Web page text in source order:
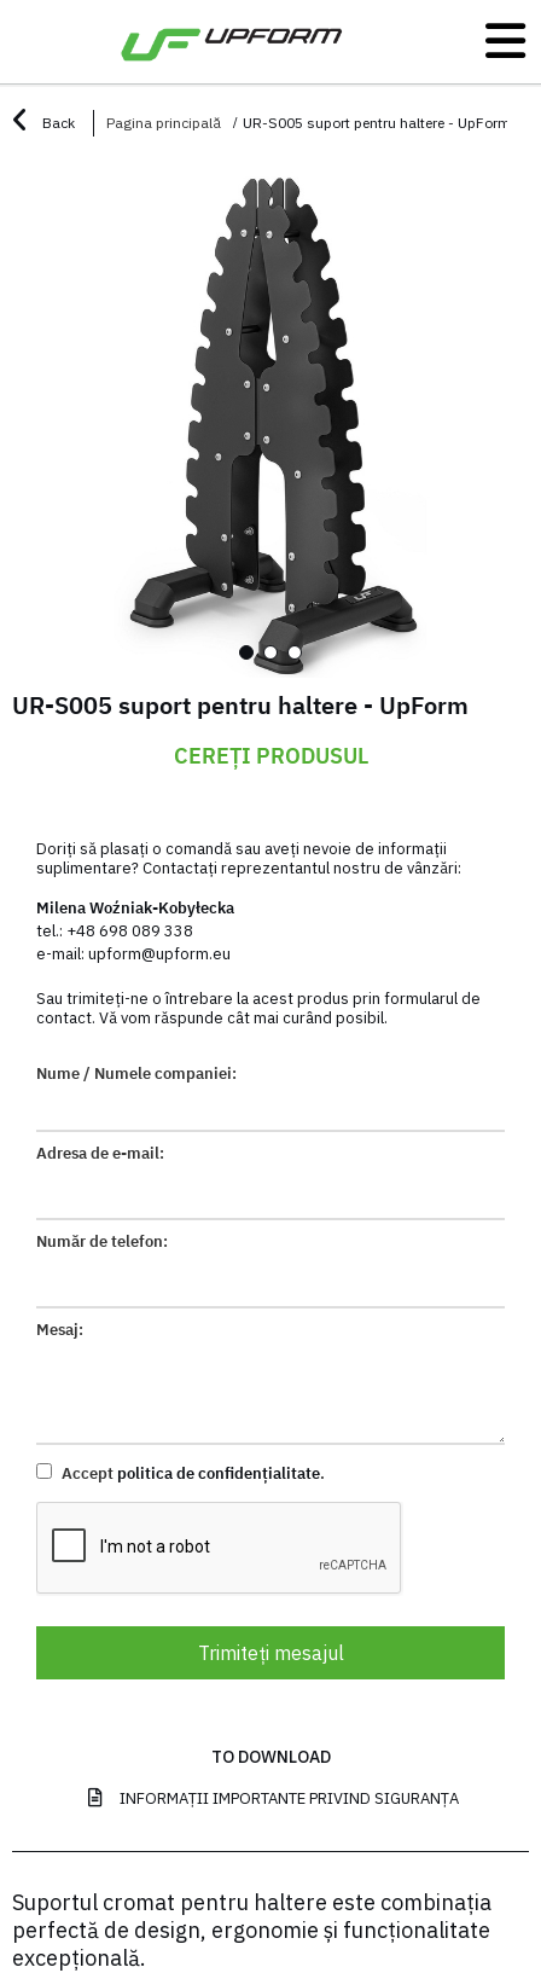
Back Pagina principală UR-S005 suport pentru haltere - UpForm
UR-S005 suport pentru haltere - UpForm
CEREȚI PRODUSUL
Doriți să plasați o comandă sau aveți nevoie de informații
suplimentare? Contactați reprezentantul nostru de vânzări:
Milena Woźniak-Kobyłecka
tel.: +48 698 089 338
e-mail: upform@upform.eu
Sau trimiteți-ne o întrebare la acest produs prin formularul de
contact. Vă vom răspunde cât mai curând posibil.
Nume / Numele companiei:
Adresa de e-mail:
Număr de telefon:
Mesaj:
Accept politica de confidențialitate.
Trimiteți mesajul
TO DOWNLOAD
INFORMAȚII IMPORTANTE PRIVIND SIGURANȚA
Suportul cromat pentru haltere este combinația
perfectă de design, ergonomie și funcționalitate
excepțională.